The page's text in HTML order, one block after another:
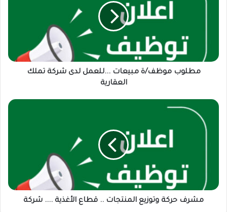
العقارية
مطلوب موظف/ة مبيعات ...للعمل لدى شركة تملك
العقارية
مشرف
وتوزيع
شركة
مشرف حركة وتوزيع المنتجات .. قطاع الأغذية .... شركة